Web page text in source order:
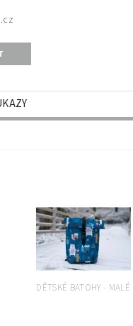
DĚTSKÉ BATOHY - MALÉ